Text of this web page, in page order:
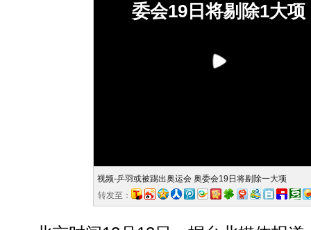
委会19日将剔除1大项
视频-乒羽或被踢出奥运会 奥委会19日将剔除一大项
转发至：